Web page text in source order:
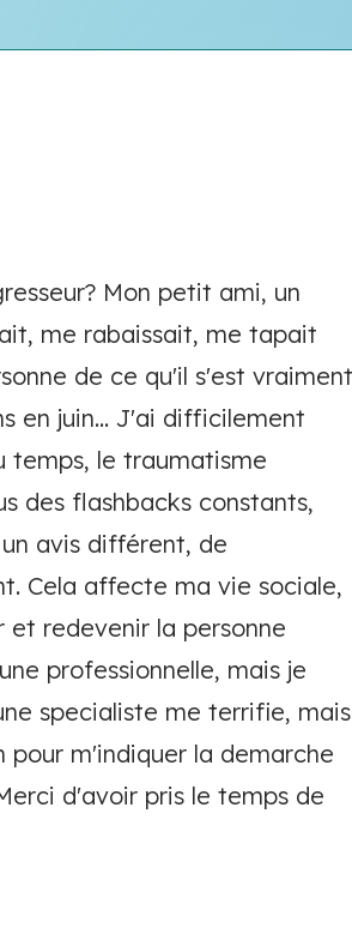
Mon petit ami, un
me rabaissait, me tapait
de ce qu'il s'est vraiment
en juin... J'ai difficilement
temps, le traumatisme
des flashbacks constants,
avis différent, de
Cela affecte ma vie sociale,
redevenir la personne
professionnelle, mais je
specialiste me terrifie, mais
m'indiquer la demarche
d'avoir pris le temps de